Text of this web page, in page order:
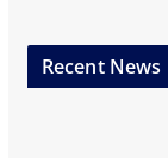
Recent News